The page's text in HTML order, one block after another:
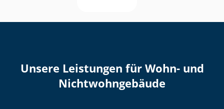
Unsere Leistungen für Wohn- und
Nicht­wohn­ge­bäu­de